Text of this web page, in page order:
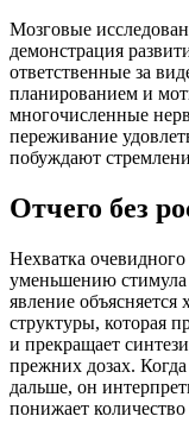
Мозговые
демонстрация
ответственные за
планированием и
многочисленные
переживание
побуждают
Отчего без
Нехватка очевидного
уменьшению стимула
явление
структуры, которая
и прекращает
прежних дозах.
дальше, он
понижает